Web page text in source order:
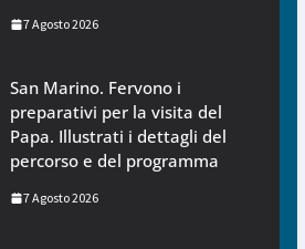
7 Agosto 2026
San Marino. Fervono i
preparativi per la visita del
Papa. Illustrati i dettagli del
percorso e del programma
7 Agosto 2026